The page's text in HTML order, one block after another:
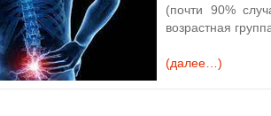
(почти 90%
возрастная
(далее…)